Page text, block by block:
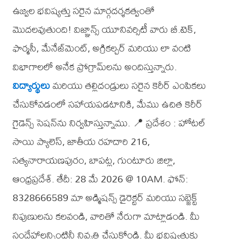
ఉజ్వల భవిష్యత్తు సరైన మార్గదర్శకత్వంతో
మొదలవుతుంది! విజ్ఞాన్స్ యూనివర్సిటీ వారు బీ.టెక్,
ఫార్మసీ, మేనేజ్‌మెంట్, అగ్రికల్చర్ మరియు లా వంటి
విభాగాలలో అనేక ప్రోగ్రామ్‌లను అందిస్తున్నారు.
విద్యార్థులుమరియు తల్లిదండ్రులు సరైన కెరీర్ ఎంపికలు
చేసుకోవడంలో సహాయపడటానికి, మేము ఉచిత కెరీర్
గైడెన్స్ సెషన్‌ను నిర్వహిస్తున్నాము. 📍 ప్రదేశం : హోటల్
సాయి ప్యాలెస్, జాతీయ రహదారి 216,
సత్యనారాయణపురం, బాపట్ల, గుంటూరు జిల్లా,
ఆంధ్రప్రదేశ్. తేదీ: 28 మే 2026 @ 10AM. ఫోన్:
8328666589 మా అడ్మిషన్స్ డైరెక్టర్ మరియు సబ్జెక్ట్
నిపుణులను కలవండి, వారితో నేరుగా మాట్లాడండి. మీ
సందేహాలన్నింటినీ నివృత్తి చేసుకోండి. మీ భవిష్యత్తుకు